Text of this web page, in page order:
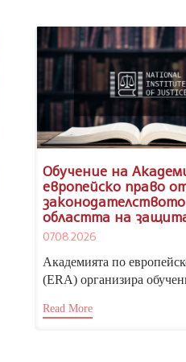
Обучение на
европейско право
областта на
дискриминация
07.08.2026
Академията по
(ERA) организира
Европейския съюз в
Read More